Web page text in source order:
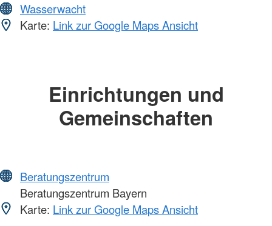
Wasserwacht
Karte: Link zur Google Maps Ansicht
Einrichtungen und
Gemeinschaften
Beratungszentrum
Beratungszentrum Bayern
Karte: Link zur Google Maps Ansicht